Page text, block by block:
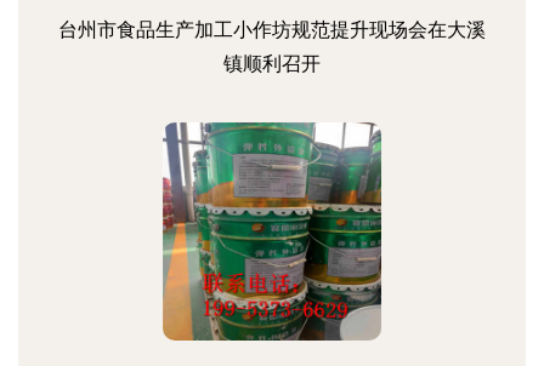
台州市食品生产加工小作坊规范提升现场会在大溪
镇顺利召开